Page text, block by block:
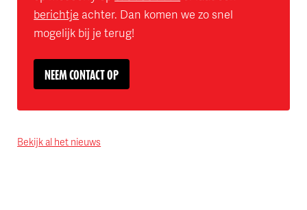
berichtje achter. Dan komen we zo snel
mogelijk bij je terug!
NEEM CONTACT OP
Bekijk al het nieuws